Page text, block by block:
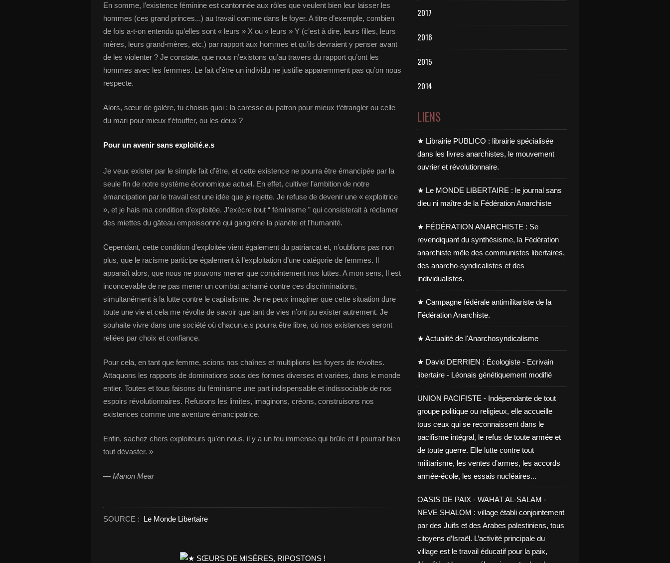
En somme, l’existence féminine est cantonnée aux rôles que veulent bien leur laisser les
hommes (ces grand princes...) au travail comme dans le foyer. A titre d’exemple, combien
de fois a-t-on entendu qu’elles sont « leurs » X ou « leurs » Y (c’est à dire, leurs filles, leurs
mères, leurs grand-mères, etc.) par rapport aux hommes et qu’ils devraient y penser avant
de les violenter ? Je constate, que nous n’existons qu’au travers du rapport qu’ont les
hommes avec les femmes. Le fait d’être un individu ne justifie apparemment pas qu’on nous
respecte.
Alors, sœur de galère, tu choisis quoi : la caresse du patron pour mieux t’étrangler ou celle
du mari pour mieux t’étouffer, ou les deux ?
Pour un avenir sans exploité.e.s
Je veux exister par le simple fait d’être, et cette existence ne pourra être émancipée par la
seule fin de notre système économique actuel. En effet, cultiver l’ambition de notre
émancipation par le travail est une idée que je rejette. Je refuse de devenir une « exploitrice
», et je hais ma condition d’exploitée. J’exècre tout “ féminisme ” qui consisterait à réclamer
des miettes du gâteau empoissonné qui gangrène la planète et l’humanité.
Cependant, cette condition d’exploitée vient également du patriarcat et, n’oublions pas non
plus, que le racisme participe également à l’exploitation d’une catégorie de femmes. Il
apparaît alors, que nous ne pouvons mener que conjointement nos luttes. A mon sens, Il est
inconcevable de ne pas mener un combat acharné contre ces discriminations,
simultanément à la lutte contre le capitalisme. Je ne peux imaginer que cette situation dure
toute une vie et cela me révolte de savoir que tant de vies n’ont pu exister autrement. Je
souhaite vivre dans une société où chacun.e.s pourra être libre, où nos existences seront
reliées par choix et confiance.
Pour cela, en tant que femme, scions nos chaînes et multiplions les foyers de révoltes.
Attaquons les rapports de dominations sous des formes diverses et variées, dans le monde
entier. Toutes et tous faisons du féminisme une part indispensable et indissociable de nos
espoirs révolutionnaires. Refusons les limites, imaginons, créons, construisons nos
existences comme une aventure émancipatrice.
Enfin, sachez chers exploiteurs qu’en nous, il y a un feu immense qui brûle et il pourrait bien
tout dévaster. »
— Manon Mear
SOURCE : Le Monde Libertaire
2017
2016
2015
2014
LIENS
★ Librairie PUBLICO : librairie spécialisée
dans les livres anarchistes, le mouvement
ouvrier et révolutionnaire.
★ Le MONDE LIBERTAIRE : le journal sans
dieu ni maître de la Fédération Anarchiste
★ FÉDÉRATION ANARCHISTE : Se
revendiquant du synthésisme, la Fédération
anarchiste mêle des communistes libertaires,
des anarcho-syndicalistes et des
individualistes.
★ Campagne fédérale antimilitariste de la
Fédération Anarchiste.
★ Actualité de l'Anarchosyndicalisme
★ David DERRIEN : Écologiste - Ecrivain
libertaire - Léonais génétiquement modifié
UNION PACIFISTE - Indépendante de tout
groupe politique ou religieux, elle accueille
tous ceux qui se reconnaissent dans le
pacifisme intégral, le refus de toute armée et
de toute guerre. Elle lutte contre tout
militarisme, les ventes d’armes, les accords
armée-école, les essais nucléaires...
OASIS DE PAIX - WAHAT AL-SALAM -
NEVE SHALOM : village établi conjointement
par des Juifs et des Arabes palestiniens, tous
citoyens d’Israël. L’activité principale du
village est le travail éducatif pour la paix,